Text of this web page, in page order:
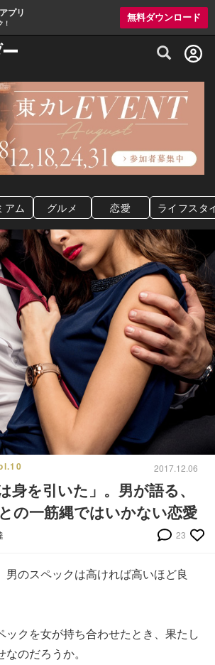
プリ
！
無料ダウンロード
グルメ情報・プレミアムレストラン予約
アム グルメ 恋愛 ライフスタ
2017.12.06
身を引いた」。男が語る、
の一筋縄ではいかない恋愛
23
男のスペックは高ければ高いほど良
ックを女が持ち合わせたとき、果たし
のだろうか。